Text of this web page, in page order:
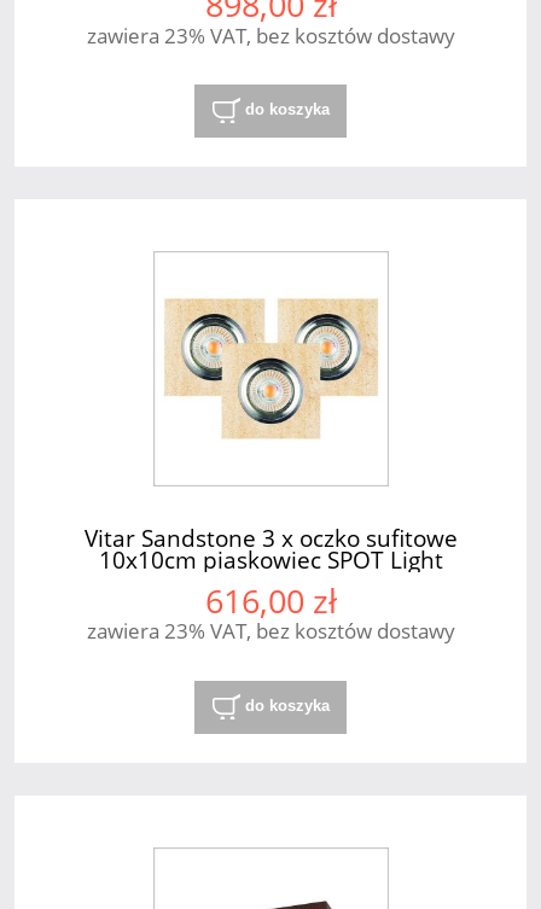
zawiera 23% VAT, bez kosztów dostawy
do koszyka
Vitar Sandstone 3 x oczko sufitowe
10x10cm piaskowiec SPOT Light
616,00 zł
zawiera 23% VAT, bez kosztów dostawy
do koszyka